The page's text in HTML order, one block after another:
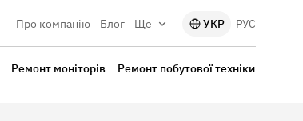
Про компанію Блог Ще УКР РУС
Ремонт моніторів Ремонт побутової техніки